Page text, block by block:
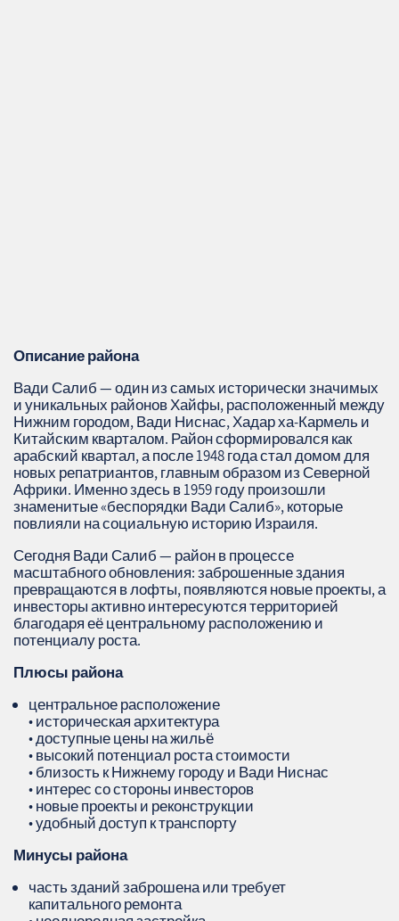
Описание района
Вади Салиб — один из самых исторически значимых
и уникальных районов Хайфы, расположенный между
Нижним городом, Вади Ниснас, Хадар ха‑Кармель и
Китайским кварталом. Район сформировался как
арабский квартал, а после 1948 года стал домом для
новых репатриантов, главным образом из Северной
Африки. Именно здесь в 1959 году произошли
знаменитые «беспорядки Вади Салиб», которые
повлияли на социальную историю Израиля.
Сегодня Вади Салиб — район в процессе
масштабного обновления: заброшенные здания
превращаются в лофты, появляются новые проекты, а
инвесторы активно интересуются территорией
благодаря её центральному расположению и
потенциалу роста.
Плюсы района
центральное расположение
• историческая архитектура
• доступные цены на жильё
• высокий потенциал роста стоимости
• близость к Нижнему городу и Вади Ниснас
• интерес со стороны инвесторов
• новые проекты и реконструкции
• удобный доступ к транспорту
Минусы района
часть зданий заброшена или требует
капитального ремонта